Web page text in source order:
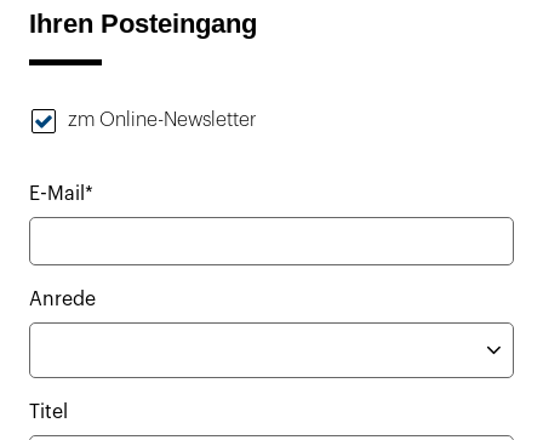
Ihren Posteingang
zm Online-Newsletter
E-Mail*
Anrede
Titel